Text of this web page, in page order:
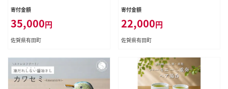
【まるふく】取り皿 取り皿人気 取り皿
いいケーキ皿 シンプルケーキ皿 お
しゃれケーキ皿 食器 器 うつわ 3500
寄付金額
35,000円
佐賀県有田町
うつわ 食器 可愛い 醤油さし しょう
婦円満 縁起物 液だれしない 垂れな
い ed010
寄付金額
22,000円
佐賀県有田町